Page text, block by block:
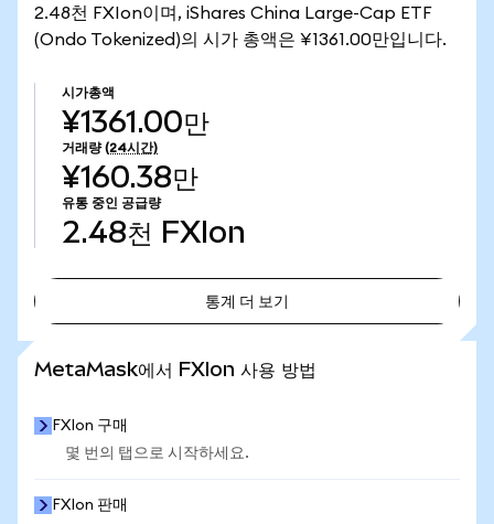
2.48천 FXIon이며, iShares China Large-Cap ETF
(Ondo Tokenized)의 시가 총액은 ¥1361.00만입니다.
시가총액
¥1361.00만
거래량 (24시간)
¥160.38만
유통 중인 공급량
2.48천 FXIon
통계 더 보기
MetaMask에서 FXIon 사용 방법
FXIon 구매
몇 번의 탭으로 시작하세요.
FXIon 판매